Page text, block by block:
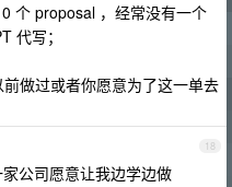
个 proposal ，经常没有一个
代写；
做过或者你愿意为了这一单去
18
公司愿意让我边学边做